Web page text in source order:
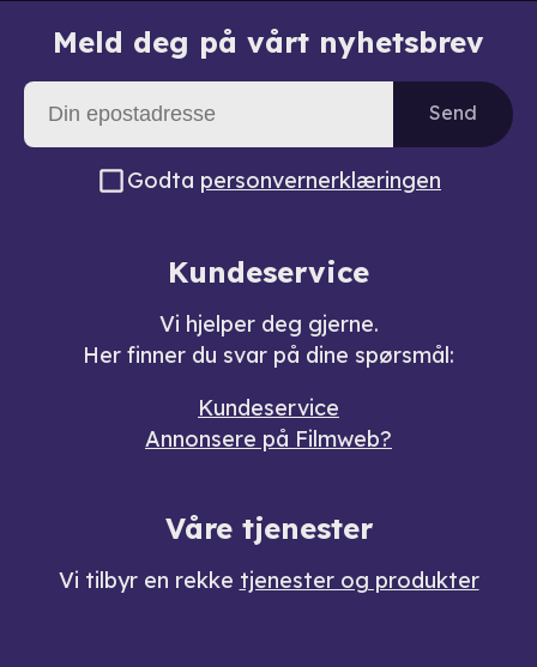
Meld deg på vårt nyhetsbrev
Send
Godta personvernerklæringen
Kundeservice
Vi hjelper deg gjerne.
Her finner du svar på dine spørsmål:
Kundeservice
Annonsere på Filmweb?
Våre tjenester
Vi tilbyr en rekke tjenester og produkter